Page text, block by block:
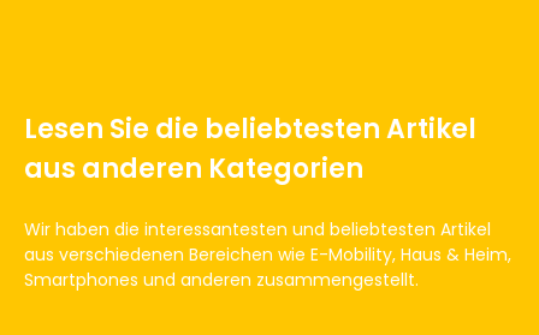
Lesen Sie die beliebtesten Artikel
aus anderen Kategorien
Wir haben die interessantesten und beliebtesten Artikel
aus verschiedenen Bereichen wie E-Mobility, Haus & Heim,
Smartphones und anderen zusammengestellt.